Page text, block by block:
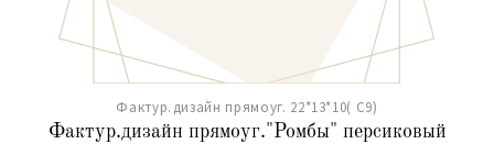
Фактур.дизайн прямоуг. 22*13*10( С9)
Фактур.дизайн прямоуг."Ромбы" персиковый